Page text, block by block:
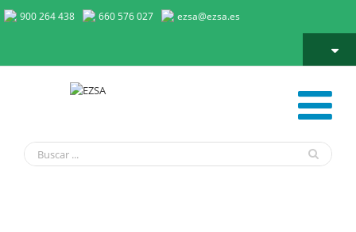
900 264 438 660 576 027 ezsa@ezsa.es